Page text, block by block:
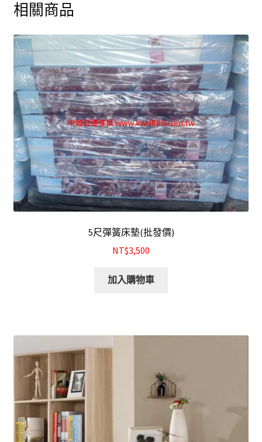
注意事項
運送注意事項
布沙發
皮沙發
原木沙發
相關商品
5尺彈簧床墊(批發價)
NT$3,500
加入購物車